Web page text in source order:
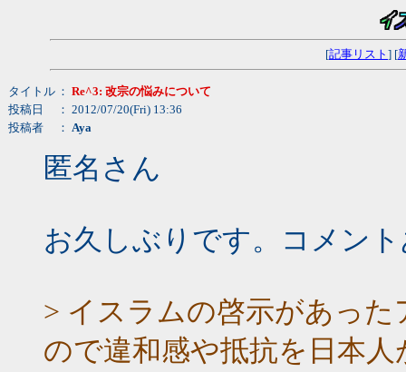
[記事リスト ] [
タイトル ： Re^3: 改宗の悩みについて
投稿日
： 2012/07/20(Fri) 13:36
投稿者
： Aya
匿名さん
お久しぶりです。コメン
> イスラムの啓示があっ
ので違和感や抵抗を日本